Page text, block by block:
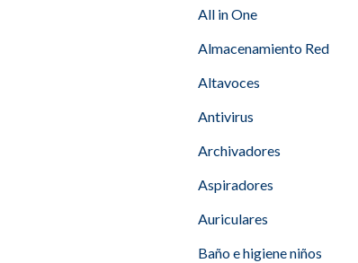
All in One
Almacenamiento Red
Altavoces
Antivirus
Archivadores
Aspiradores
Auriculares
Baño e higiene niños